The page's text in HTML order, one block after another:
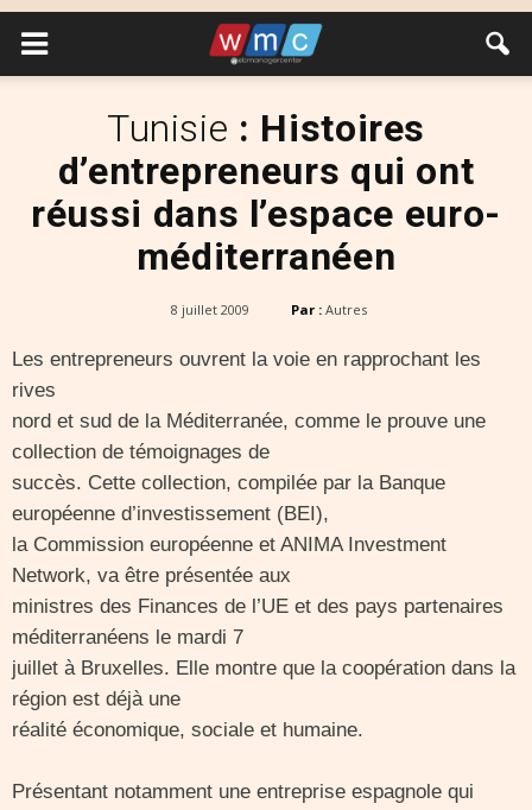
Tunisie : Histoires
d’entrepreneurs qui ont
réussi dans l’espace euro-
méditerranéen
8 juillet 2009 Par : Autres
Les entrepreneurs ouvrent la voie en rapprochant les
rives
nord et sud de la Méditerranée, comme le prouve une
collection de témoignages de
succès. Cette collection, compilée par la Banque
européenne d’investissement (BEI),
la Commission européenne et ANIMA Investment
Network, va être présentée aux
ministres des Finances de l’UE et des pays partenaires
méditerranéens le mardi 7
juillet à Bruxelles. Elle montre que la coopération dans la
région est déjà une
réalité économique, sociale et humaine.
Présentant notamment une entreprise espagnole qui